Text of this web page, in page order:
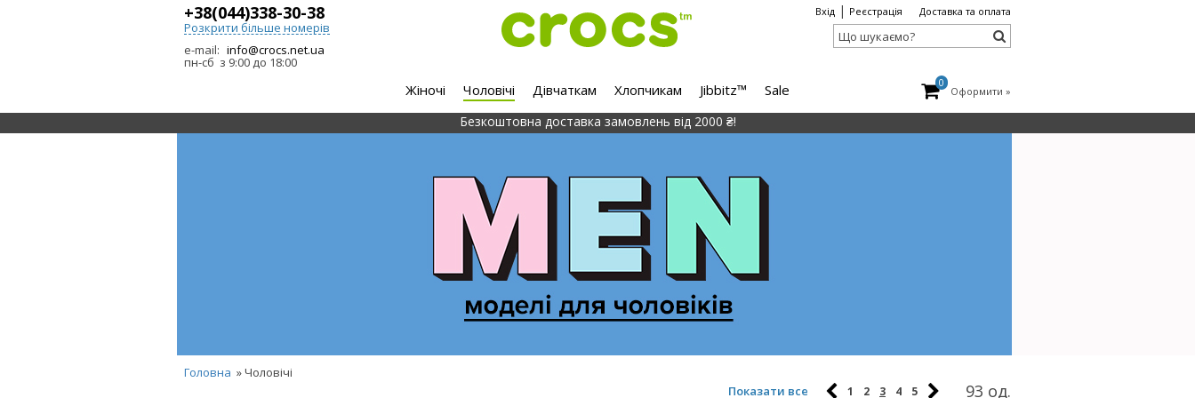
+38(044)338-30-38
Розкрити більше номерів
e-mail: info@crocs.net.ua
пн-сб з 9:00 до 18:00
Вхід| Реєстрація Доставка та оплата
0
Оформити »
Жіночі Чоловічі Дівчаткам Хлопчикам Jibbitz™ Sale
Безкоштовна доставка замовлень від 2000 ₴!
Головна » Чоловічі
93 од.
1 2 3 4 5
Показати все